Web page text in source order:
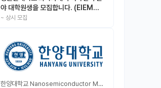
야 대학원생을 모집합니다. (EIEM
Lab)
~ 상시 모집
한양대학교 Nanosemiconductor Materials & Display Laboratory